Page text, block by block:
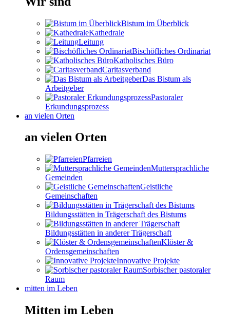
Bistum im Überblick
Kathedrale
Leitung
Bischöfliches Ordinariat
Katholisches Büro
Caritasverband
Das Bistum als
Arbeitgeber
Pastoraler
Erkundungsprozess
an vielen Orten
an vielen Orten
Pfarreien
Muttersprachliche
Gemeinden
Geistliche
Gemeinschaften
Bildungsstätten in Trägerschaft des Bistums
Bildungsstätten in anderer Trägerschaft
Klöster &
Ordensgemeinschaften
Innovative Projekte
Sorbischer pastoraler
Raum
mitten im Leben
Mitten im Leben